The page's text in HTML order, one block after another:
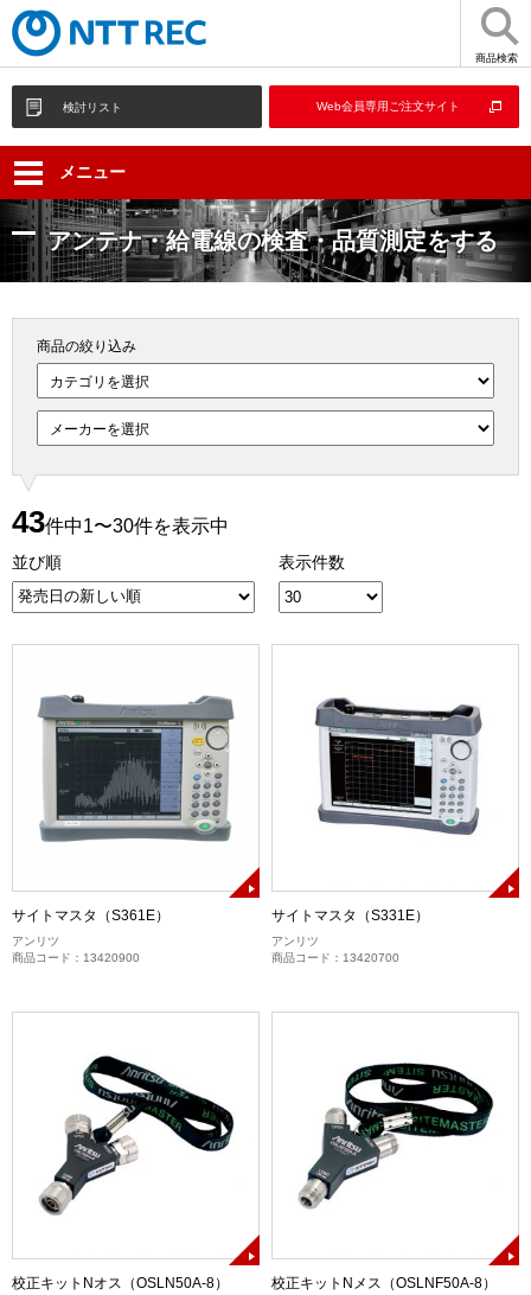
商品検索
検討リスト Web会員専用ご注文サイト
メニュー
アンテナ・給電線の検査・品質測定をする
商品の絞り込み
43件中1〜30件を表示中
並び順 表示件数
サイトマスタ（S361E）
アンリツ
商品コード：13420900
サイトマスタ（S331E）
アンリツ
商品コード：13420700
校正キットNオス（OSLN50A-8） 校正キットNメス（OSLNF50A-8）